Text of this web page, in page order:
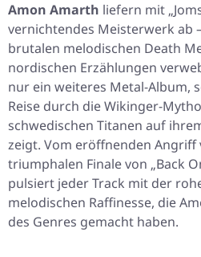
Amon Amarth liefern mit
vernichtendes Meisterwerk ab
brutalen melodischen Death
nordischen Erzählungen
nur ein weiteres Metal-Album,
Reise durch die Wikinger-
schwedischen Titanen auf
zeigt. Vom eröffnenden Angriff
triumphalen Finale von „Back
pulsiert jeder Track mit der
melodischen Raffinesse, die
des Genres gemacht haben.